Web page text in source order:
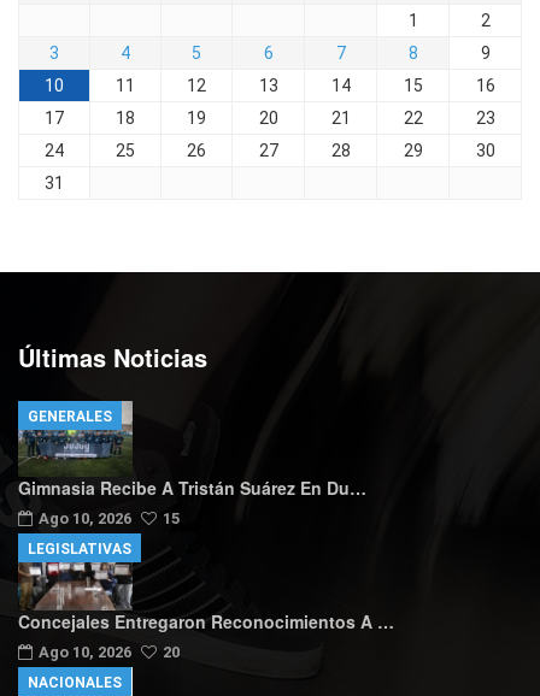
1
2
3
4 5 6 7 8
9
10
11 12 13 14 15
16
17
18 19 20 21 22
23
24
25 26 27 28 29
30
31
Últimas Noticias
Gimnasia Recibe A Tristán Suárez En Du…
Ago 10, 2026 15
GENERALES
Concejales Entregaron Reconocimientos A …
Ago 10, 2026 20
LEGISLATIVAS
NACIONALES